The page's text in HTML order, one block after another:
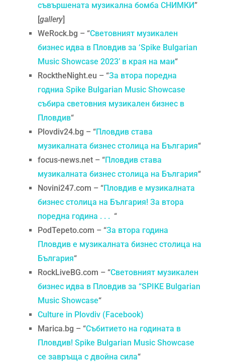
съвършената музикална бомба СНИМКИ”
[gallery]
WeRock.bg – “Световният музикален
бизнес идва в Пловдив за ‘Spike Bulgarian
Music Showcase 2023’ в края на маи“
RocktheNight.eu – “За втора поредна
годниа Spike Bulgarian Music Showcase
събира световния музикален бизнес в
Пловдив“
Plovdiv24.bg – “Пловдив става
музикалната бизнес столица на България“
focus-news.net – “Пловдив става
музикалната бизнес столица на България“
Novini247.com – “Пловдив е музикалната
бизнес столица на България! За втора
поредна година . . . “
PodTepeto.com – “За втора година
Пловдив е музикалната бизнес столица на
България“
RockLiveBG.com – “Световният музикален
бизнес идва в Пловдив за “SPIKE Bulgarian
Music Showcase“
Culture in Plovdiv (Facebook)
Marica.bg – “Събитието на годината в
Пловдив! Spike Bulgarian Music Showcase
се завръща с двойна сила“